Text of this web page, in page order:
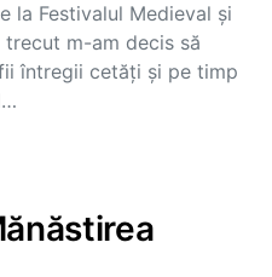
la Festivalul Medieval și
m-am decis să
întregii cetăți și pe timp